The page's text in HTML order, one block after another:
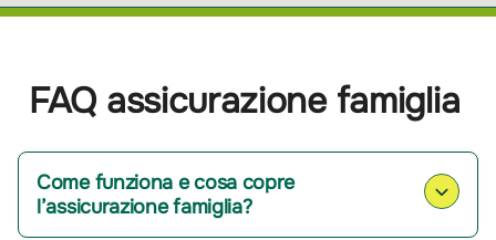
FAQ assicurazione famiglia
Come funziona e cosa copre
l’assicurazione famiglia?